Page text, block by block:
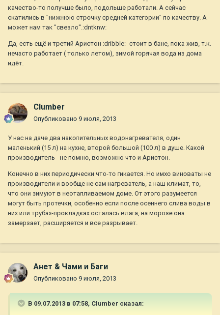
качество-то получше было, подольше работали. А сейчас
скатились в "нижнюю строчку средней категории" по качеству. А
может нам так "свезло".:dntknw:
Да, есть ещё и третий Аристон :dribble:- стоит в бане, пока жив, т.к.
нечасто работает ( только летом), зимой горячая вода из дома
идёт.
Clumber
Опубликовано 9 июля, 2013
У нас на даче два накопительных водонагревателя, один
маленький (15 л) на кухне, второй большой (100 л) в душе. Какой
производитель - не помню, возможно что и Аристон.
Конечно в них периодически что-то гикается. Но имхо виноваты не
производители и вообще не сам нагреватель, а наш климат, то,
что они зимуют в неотапливаемом доме. От этого разумеется
могут быть протечки, особенно если после осеннего слива воды в
них или трубах-прокладках осталась влага, на морозе она
замерзает, расширяется и все разрывает.
Анет & Чами и Баги
Опубликовано 9 июля, 2013
В 09.07.2013 в 07:58, Clumber сказал: